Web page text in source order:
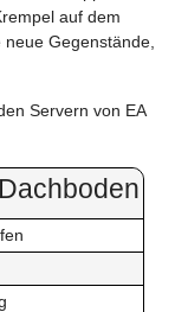
auf dem
Gegenstände,
Servern von EA